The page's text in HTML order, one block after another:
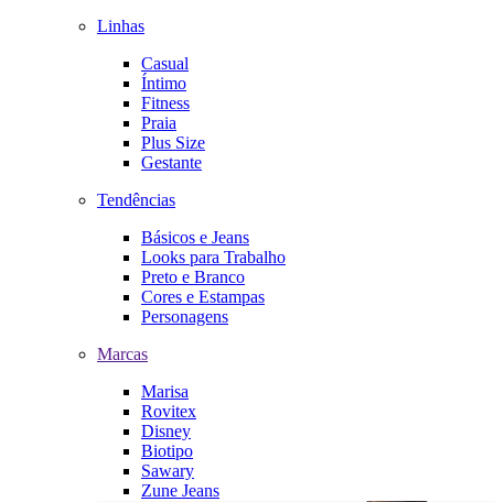
Linhas
Casual
Íntimo
Fitness
Praia
Plus Size
Gestante
Tendências
Básicos e Jeans
Looks para Trabalho
Preto e Branco
Cores e Estampas
Personagens
Marcas
Marisa
Rovitex
Disney
Biotipo
Sawary
Zune Jeans